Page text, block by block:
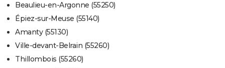
Beaulieu-en-Argonne (55250)
Épiez-sur-Meuse (55140)
Amanty (55130)
Ville-devant-Belrain (55260)
Thillombois (55260)